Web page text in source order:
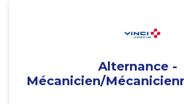
Alternance -
Mécanicien/